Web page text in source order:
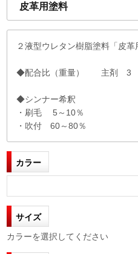
皮革用塗料
２液型ウレタン樹脂塗料「皮革
◆配合比（重量） 主剤 3
◆シンナー希釈
・刷毛 5～10％
・吹付 60～80％
カラー
サイズ
カラーを選択してください